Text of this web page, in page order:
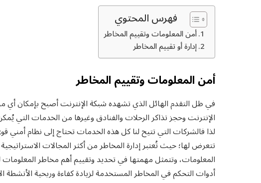
فهرس المحتوي
أمن المعلومات وتقييم المخاطر
إدارة أو تقييم المخاطر
أمن المعلومات وتقييم المخاطر
في ظل التقدم الهائل الذي تشهده شبكة الإنترنت أصبح بإمكان
الإنترنت وحجز تذاكر الرحلات والفنادق وغيرها من الخدمات التي
لذا فالشركات التي تتيح لنا كل هذه الخدمات تحتاج إلى نظام أمني
تتعرض لها؛ حيث تُعتبر إدارة المخاطر من أكثر المجالات
المعلومات، وتتمثل مهمتها في تحديد وتقييم أهم مخاطر
أدوات التحكم في المخاطر المستخدمة لزيادة كفاءة وربحية الأنشطة